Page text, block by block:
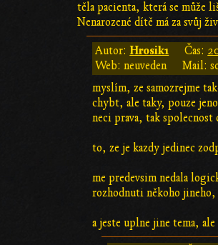
těla pacienta, která se může
Nenarozené dítě má za svůj
Autor:Hrosik1 Čas:
Web: neuveden
Mail:
myslím, ze samozrejme
chybt, ale taky, pouze
neci prava, tak
to, ze je kazdy jedinec
me predevsim nedala
rozhodnuti někoho
a jeste uplne jine tema,